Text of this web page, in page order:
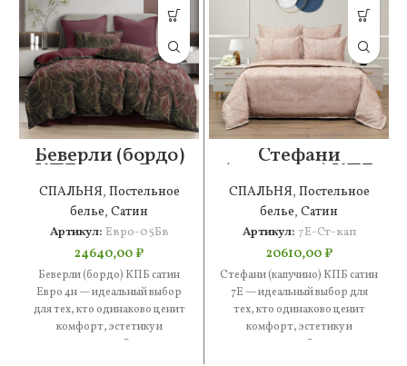
Беверли (бордо)
КПБ сатин Евро
4н
СПАЛЬНЯ, Постельное
белье, Сатин
Артикул: Евро-05Бв
24640,00₽
Беверли (бордо) КПБ сатин
Евро 4н — идеальный выбор
для тех, кто одинаково ценит
комфорт, эстетику и
практичность. В составе
Стефани
(капучино) КПБ
сатин 7Е
СПАЛЬНЯ, Постельное
белье, Сатин
Артикул: 7Е-Ст-кап
20610,00₽
Стефани (капучино) КПБ сатин
7Е — идеальный выбор для
тех, кто одинаково ценит
комфорт, эстетику и
практичность. В составе —